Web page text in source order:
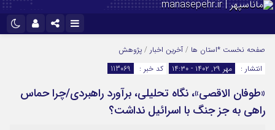
اینستاگرام
سروش
ایتا
آپارات
نام کاربری یا نشانی ایمیل
رمز عبور
صفحه نخست *استان ها / آخرین اخبار / پژوهش
انتشار :
مهر ۲۹, ۱۴۰۲ - ۱۴:۳۰ کد خبر : 113069
«طوفان الاقصی»، نگاه تحلیلی، برآورد راهبردی/چرا حماس
راهی به جز جنگ با اسرائیل نداشت؟